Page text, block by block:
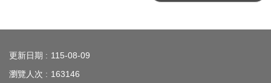
資
開
更新日期
115-08-09
瀏覽人次
163146